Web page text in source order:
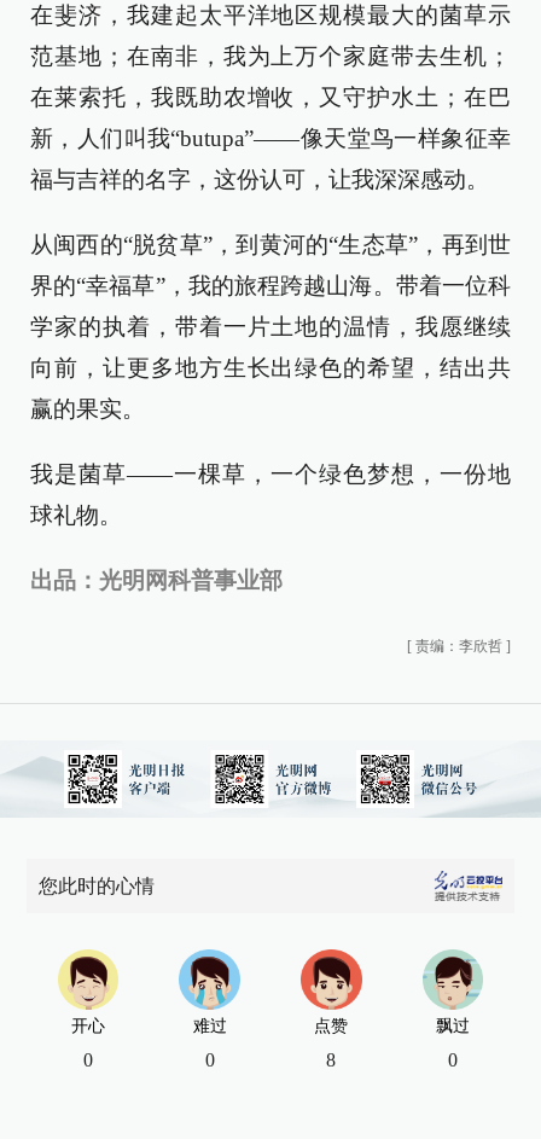
在斐济，我建起太平洋地区规模最大的菌草示
范基地；在南非，我为上万个家庭带去生机；
在莱索托，我既助农增收，又守护水土；在巴
新，人们叫我“butupa”——像天堂鸟一样象征幸
福与吉祥的名字，这份认可，让我深深感动。
从闽西的“脱贫草”，到黄河的“生态草”，再到世
界的“幸福草”，我的旅程跨越山海。带着一位科
学家的执着，带着一片土地的温情，我愿继续
向前，让更多地方生长出绿色的希望，结出共
赢的果实。
我是菌草——一棵草，一个绿色梦想，一份地
球礼物。
出品：光明网科普事业部
[ 责编：李欣哲 ]
您此时的心情
开心
0
难过
0
点赞
8
飘过
0